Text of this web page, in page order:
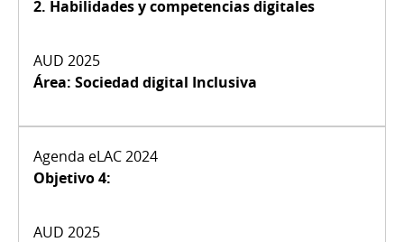
2. Habilidades y competencias digitales
Área: Sociedad digital Inclusiva
Objetivo 4: